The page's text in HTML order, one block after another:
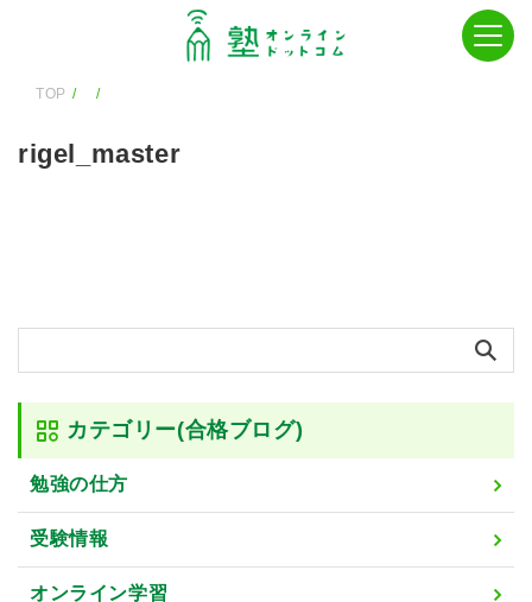
TOP
rigel_master
カテゴリー(合格ブログ)
勉強の仕方
受験情報
オンライン学習